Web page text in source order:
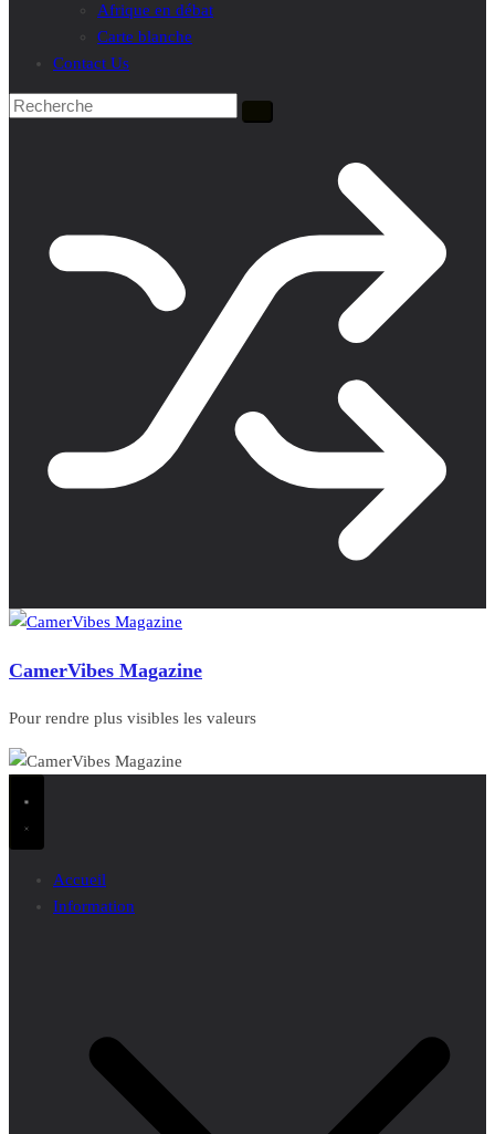
Afrique en débat
Carte blanche
Contact Us
CamerVibes Magazine
Pour rendre plus visibles les valeurs
Accueil
Information